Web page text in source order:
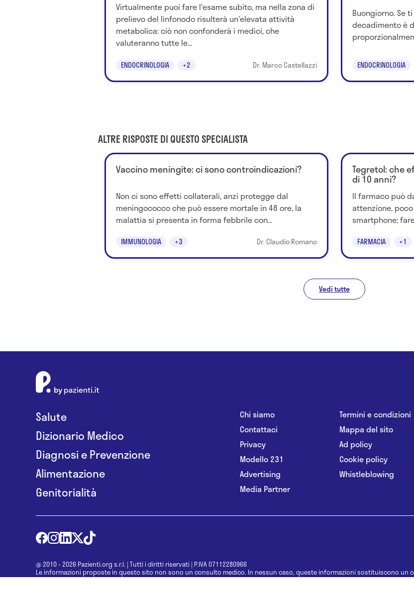
Virtualmente puoi fare l'esame subito, ma nella zona di
prelievo del linfonodo risulterà un'elevata attività
metabolica: ciò non confonderà i medici, che
valuteranno tutte le...
ENDOCRINOLOGIA +2 Dr. Marco Castellazzi
Buongiorno. Se
decadimento è
ENDOCRINOLOGIA
ALTRE RISPOSTE DI QUESTO SPECIALISTA
Vaccino meningite: ci sono controindicazioni?
Non ci sono effetti collaterali, anzi protegge dal
meningococco che può essere mortale in 48 ore, la
malattia si presenta in forma febbrile con...
IMMUNOLOGIA +3 Dr. Claudio Romano
Tegretol: che
di 10 anni?
Il farmaco può
attenzione,
smartphone;
FARMACIA +1
Vedi tutte
Salute
Dizionario Medico
Diagnosi e Prevenzione
Alimentazione
Genitorialità
Chi siamo
Contattaci
Privacy
Modello 231
Advertising
Media Partner
Termini e condizioni
Mappa del sito
Ad policy
Cookie policy
Whistleblowing
@ 2010 - 2026 Pazienti.org s.r.l. | Tutti i diritti riservati | P.IVA 07112280966
Le informazioni proposte in questo sito non sono un consulto medico. In nessun caso, queste informazioni sostituiscono un
una diagnosi formulata dal medico. Non si devono considerare le informazioni disponibili come suggerimenti per la